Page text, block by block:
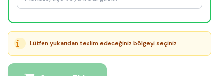
Lütfen yukarıdan teslim edeceğiniz bölgeyi seçiniz